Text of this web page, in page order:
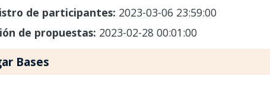
de participantes: 2023-03-06 23:59:00
de propuestas: 2023-02-28 00:01:00
Bases